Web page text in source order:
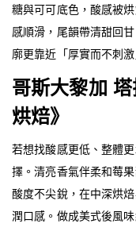
糖與可可底色，酸感被
感順滑，尾韻帶清甜回
廓更靠近「厚實而不刺
哥斯大黎加
烘焙》
若想找酸感更低、整體
擇。清亮香氣伴柔和莓
酸度不尖銳，在中深烘
潤口感。做成美式後風